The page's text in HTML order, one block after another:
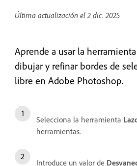
Última actualización el2 dic. 2025
Aprende a usar la
dibujar y refinar bordes de
libre en Adobe Photoshop.
Selecciona la herramienta
herramientas.
Introduce un valor de